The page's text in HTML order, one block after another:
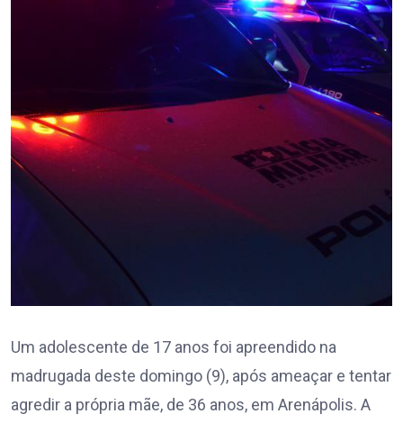
Um adolescente de 17 anos foi apreendido na
madrugada deste domingo (9), após ameaçar e tentar
agredir a própria mãe, de 36 anos, em Arenápolis. A